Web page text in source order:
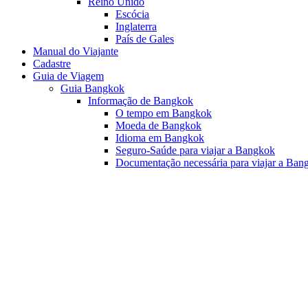
Escócia
Inglaterra
País de Gales
Manual do Viajante
Cadastre
Guia de Viagem
Guia Bangkok
Informação de Bangkok
O tempo em Bangkok
Moeda de Bangkok
Idioma em Bangkok
Seguro-Saúde para viajar a Bangkok
Documentação necessária para viajar a